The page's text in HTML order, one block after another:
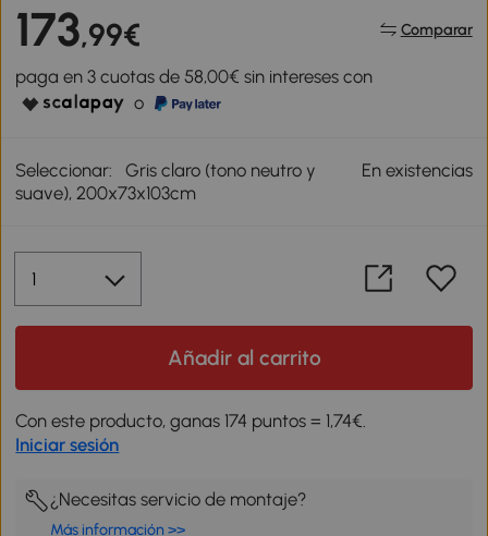
173,99€ Comparar
paga en 3 cuotas de 58,00€ sin intereses con
o
Seleccionar:
Gris claro (tono neutro y
suave), 200x73x103cm
En existencias
Añadir al carrito
Con este producto, ganas 174 puntos = 1,74€.
Iniciar sesión
¿Necesitas servicio de montaje?
Más información >>